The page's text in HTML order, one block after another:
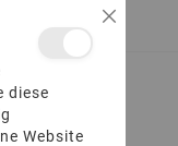
diese
Website